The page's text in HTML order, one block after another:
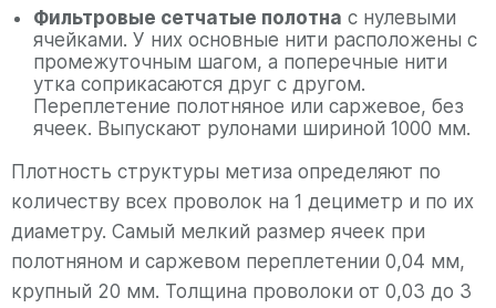
Фильтровые сетчатые полотна с нулевыми
ячейками. У них основные нити расположены с
промежуточным шагом, а поперечные нити
утка соприкасаются друг с другом.
Переплетение полотняное или саржевое, без
ячеек. Выпускают рулонами шириной 1000 мм.
Плотность структуры метиза определяют по
количеству всех проволок на 1 дециметр и по их
диаметру. Самый мелкий размер ячеек при
полотняном и саржевом переплетении 0,04 мм,
крупный 20 мм. Толщина проволоки от 0,03 до 3